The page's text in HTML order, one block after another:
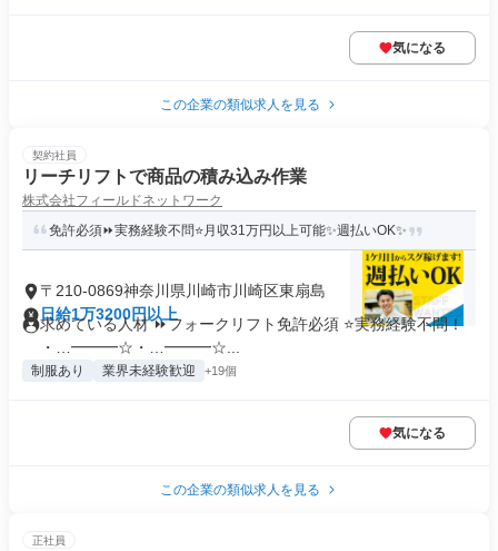
気になる
この企業の類似求人を見る
契約社員
リーチリフトで商品の積み込み作業
株式会社フィールドネットワーク
免許必須⏩実務経験不問⭐月収31万円以上可能✨週払いOK✨
〒210-0869神奈川県川崎市川崎区東扇島
日給1万3200円以上
求めている人材 ⏩フォークリフト免許必須 ⭐実務経験不問！
・…━━━☆・…━━━☆...
制服あり 業界未経験歓迎 +19個
気になる
この企業の類似求人を見る
正社員